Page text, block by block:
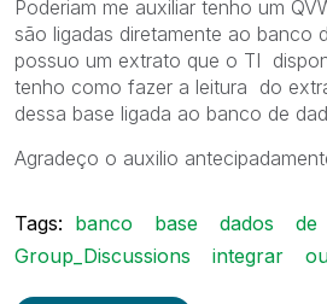
Poderiam me auxiliar tenho um
são ligadas diretamente ao banco
possuo um extrato que o TI
tenho como fazer a leitura do
dessa base ligada ao banco de
Agradeço o auxilio
Tags: banco base dados de
Group_Discussions
integrar